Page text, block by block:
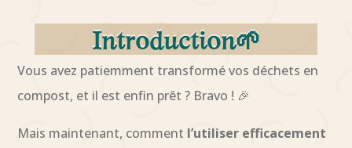
Introduction🌱
Vous avez patiemment transformé vos déchets en
compost, et il est enfin prêt ? Bravo ! 🎉
Mais maintenant, comment l’utiliser efficacement